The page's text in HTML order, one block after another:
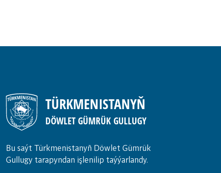
TÜRKMENISTANYŇ
DÖWLET GÜMRÜK GULLUGY
Bu saýt Türkmenistanyñ Döwlet Gümrük
Gullugy tarapyndan işlenilip taýýarlandy.